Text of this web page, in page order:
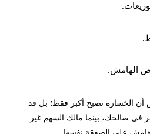
الهامش.
أن الخسارة تصبح أكبر فقط؛ بل قد
في صالحك، بينما مالك السهم غير
هامش على الصفقة نفسها.